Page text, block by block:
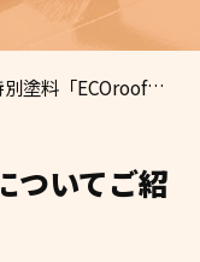
塗料「ECOroof」についてご紹介
ついてご紹